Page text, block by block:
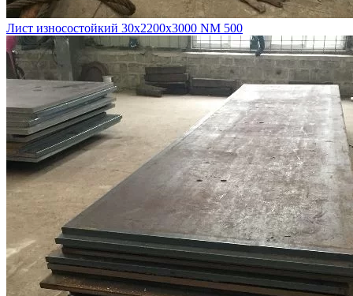
Лист износостойкий 30х2200х3000 NM 500